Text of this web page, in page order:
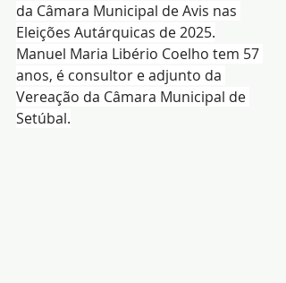
da Câmara Municipal de Avis nas
Eleições Autárquicas de 2025.
Manuel Maria Libério Coelho tem 57
anos, é consultor e adjunto da
Vereação da Câmara Municipal de
Setúbal.